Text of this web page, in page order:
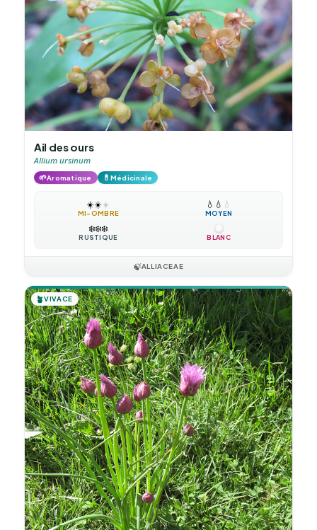
Ail des ours
Allium ursinum
🌱Aromatique 💊 Médicinale
☀️☀️☀️
MI-OMBRE
💧 💧 💧
MOYEN
❄️❄️❄️
RUSTIQUE BLANC
🍃ALLIACEAE
🪴VIVACE